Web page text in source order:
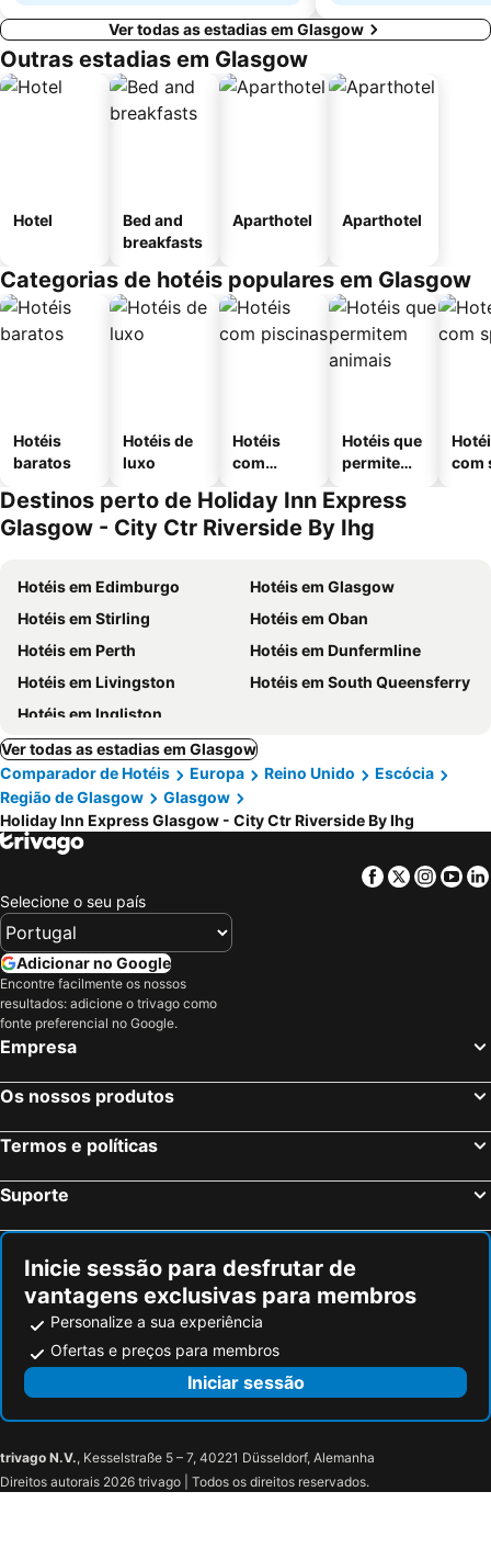
Ver todas as estadias em Glasgow
Outras estadias em Glasgow
Hotel
Bed and
breakfasts
Aparthotel Aparthotel
Categorias de hotéis populares em Glasgow
Hotéis
baratos
Hotéis de
luxo
Hotéis
com
Hotéis que
permitem
com
Destinos perto de Holiday Inn Express
Glasgow - City Ctr Riverside By Ihg
Hotéis em Edimburgo
Hotéis em Glasgow
Hotéis em Stirling
Hotéis em Oban
Hotéis em Perth
Hotéis em Dunfermline
Hotéis em Livingston
Hotéis em South Queensferry
Hotéis em Ingliston
Ver todas as estadias em Glasgow
Comparador de Hotéis
Europa Reino Unido
Escócia
Região de Glasgow
Glasgow
Holiday Inn Express Glasgow - City Ctr Riverside By Ihg
Facebook
Twitter
Selecione o seu país
Adicionar no Google
Encontre facilmente os nossos
resultados: adicione o trivago como
fonte preferencial no Google.
Empresa
Os nossos produtos
Termos e políticas
Suporte
Inicie sessão para desfrutar de
vantagens exclusivas para membros
Personalize a sua experiência
Ofertas e preços para membros
Iniciar sessão
trivago N.V., Kesselstraße 5 – 7, 40221 Düsseldorf, Alemanha
Direitos autorais 2026 trivago | Todos os direitos reservados.